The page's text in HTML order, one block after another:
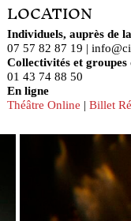
LOCATION
Individuels, auprès de
07 57 82 87 19 |
Collectivités et
01 43 74 88 50
En ligne
Théâtre Online | Billet